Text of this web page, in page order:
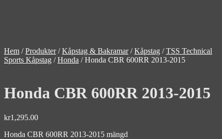
Hem /Produkter/Kåpstag & Bakramar/Kåpstag /TSS Technical
Sports Kåpstag /Honda /Honda CBR 600RR 2013-2015
Honda CBR 600RR 2013-2015
kr1,295.00
Honda CBR 600RR 2013-2015 mängd